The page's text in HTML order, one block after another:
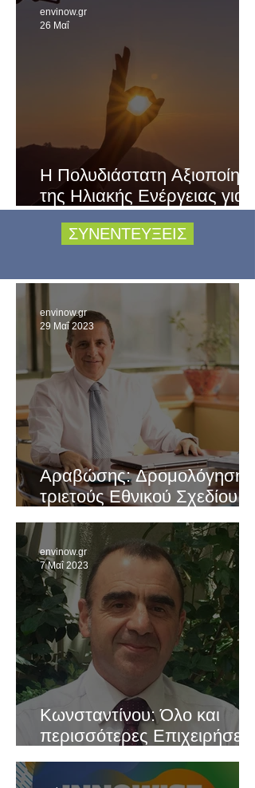
Η Πολυδιάστατη Αξιοποίηση
της Ηλιακής Ενέργειας για
την Αειφορία
envinow.gr
26 Μαΐ
ΣΥΝΕΝΤΕΥΞΕΙΣ
Αραβώσης: Δρομολόγηση
τριετούς Εθνικού Σχεδίου
Αναδάσωσης για 170.000
στρέμ. και 20 εκ. δέντρα
envinow.gr
29 Μαΐ 2023
Κωνσταντίνου: Όλο και
περισσότερες Επιχειρήσεις
στρέφονται στην Βιώσιμη
Ανάπτυξη
envinow.gr
7 Μαΐ 2023